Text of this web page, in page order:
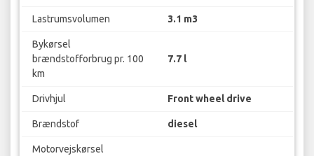
Lastrumsvolumen 3.1 m3
Bykørsel
brændstofforbrug pr. 100
km
7.7 l
Drivhjul Front wheel drive
Brændstof diesel
Motorvejskørsel